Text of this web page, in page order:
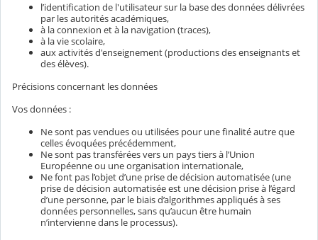
l’identification de l'utilisateur sur la base des données délivrées
par les autorités académiques,
à la connexion et à la navigation (traces),
à la vie scolaire,
aux activités d'enseignement (productions des enseignants et
des élèves).
Précisions concernant les données
Vos données :
Ne sont pas vendues ou utilisées pour une finalité autre que
celles évoquées précédemment,
Ne sont pas transférées vers un pays tiers à l’Union
Européenne ou une organisation internationale,
Ne font pas l’objet d’une prise de décision automatisée (une
prise de décision automatisée est une décision prise à l’égard
d’une personne, par le biais d’algorithmes appliqués à ses
données personnelles, sans qu’aucun être humain
n’intervienne dans le processus).